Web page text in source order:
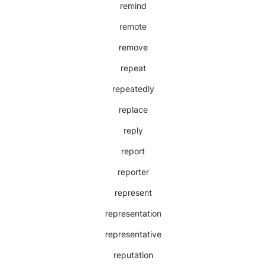
remind
remote
remove
repeat
repeatedly
replace
reply
report
reporter
represent
representation
representative
reputation